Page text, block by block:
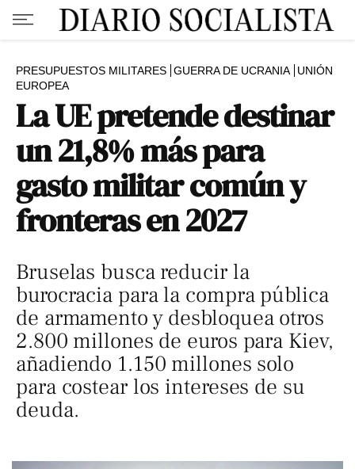
PRESUPUESTOS MILITARES GUERRA DE UCRANIA
UNIÓN
EUROPEA
La UE pretende destinar
un 21,8% más para
gasto militar común y
fronteras en 2027
Bruselas busca reducir la
burocracia para la compra pública
de armamento y desbloquea otros
2.800 millones de euros para Kiev,
añadiendo 1.150 millones solo
para costear los intereses de su
deuda.